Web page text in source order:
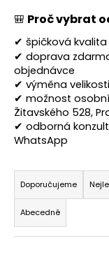
🎒 Proč vybrat
✔ špičková
✔ doprava
objednávce
✔ výměna
✔ možnost
Žitavského 528,
✔ odborná
WhatsApp
Ř
a
z
e
n
Doporučujeme
Abecedně
t
e
n
a
j
í
t
?